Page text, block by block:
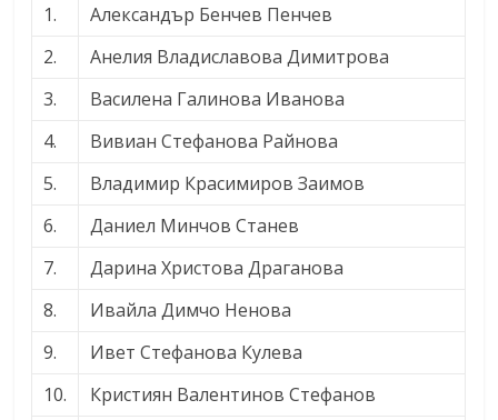
1.
Александър Бенчев Пенчев
2.
Анелия Владиславова Димитрова
3.
Василена Галинова Иванова
4.
Вивиан Стефанова Райнова
5.
Владимир Красимиров Заимов
6.
Даниел Минчов Станев
7.
Дарина Христова Драганова
8.
Ивайла Димчо Ненова
9.
Ивет Стефанова Кулева
10.
Кристиян Валентинов Стефанов